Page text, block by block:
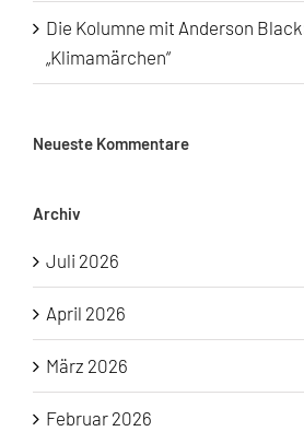
Die Kolumne mit Anderson
„Klimamärchen“
Neueste Kommentare
Archiv
Juli 2026
April 2026
März 2026
Februar 2026